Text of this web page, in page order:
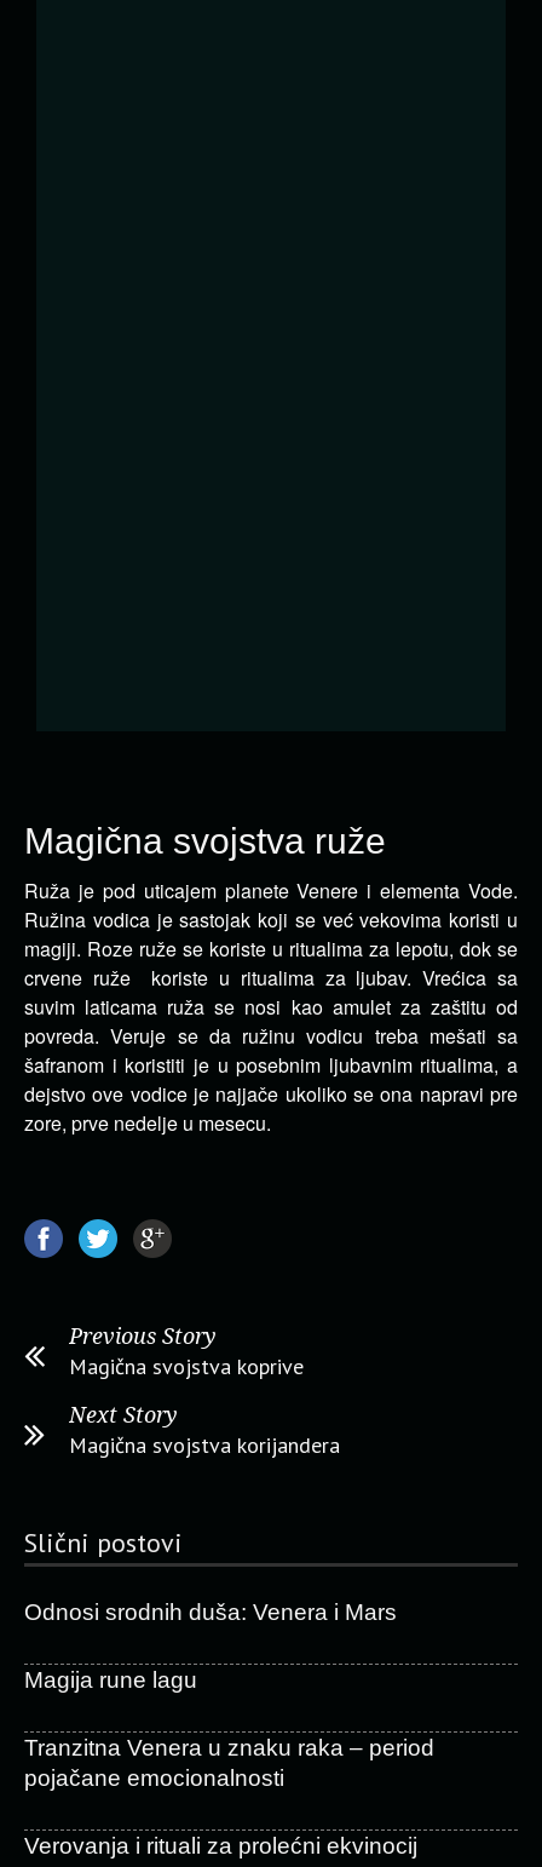
Magična svojstva ruže
Ruža je pod uticajem planete Venere i elementa Vode.
Ružina vodica je sastojak koji se već vekovima koristi u
magiji. Roze ruže se koriste u ritualima za lepotu, dok se
crvene ruže koriste u ritualima za ljubav. Vrećica sa
suvim laticama ruža se nosi kao amulet za zaštitu od
povreda. Veruje se da ružinu vodicu treba mešati sa
šafranom i koristiti je u posebnim ljubavnim ritualima, a
dejstvo ove vodice je najjače ukoliko se ona napravi pre
zore, prve nedelje u mesecu.
Previous Story
Magična svojstva koprive
Next Story
Magična svojstva korijandera
Slični postovi
Odnosi srodnih duša: Venera i Mars
Magija rune lagu
Tranzitna Venera u znaku raka – period
pojačane emocionalnosti
Verovanja i rituali za prolećni ekvinocij